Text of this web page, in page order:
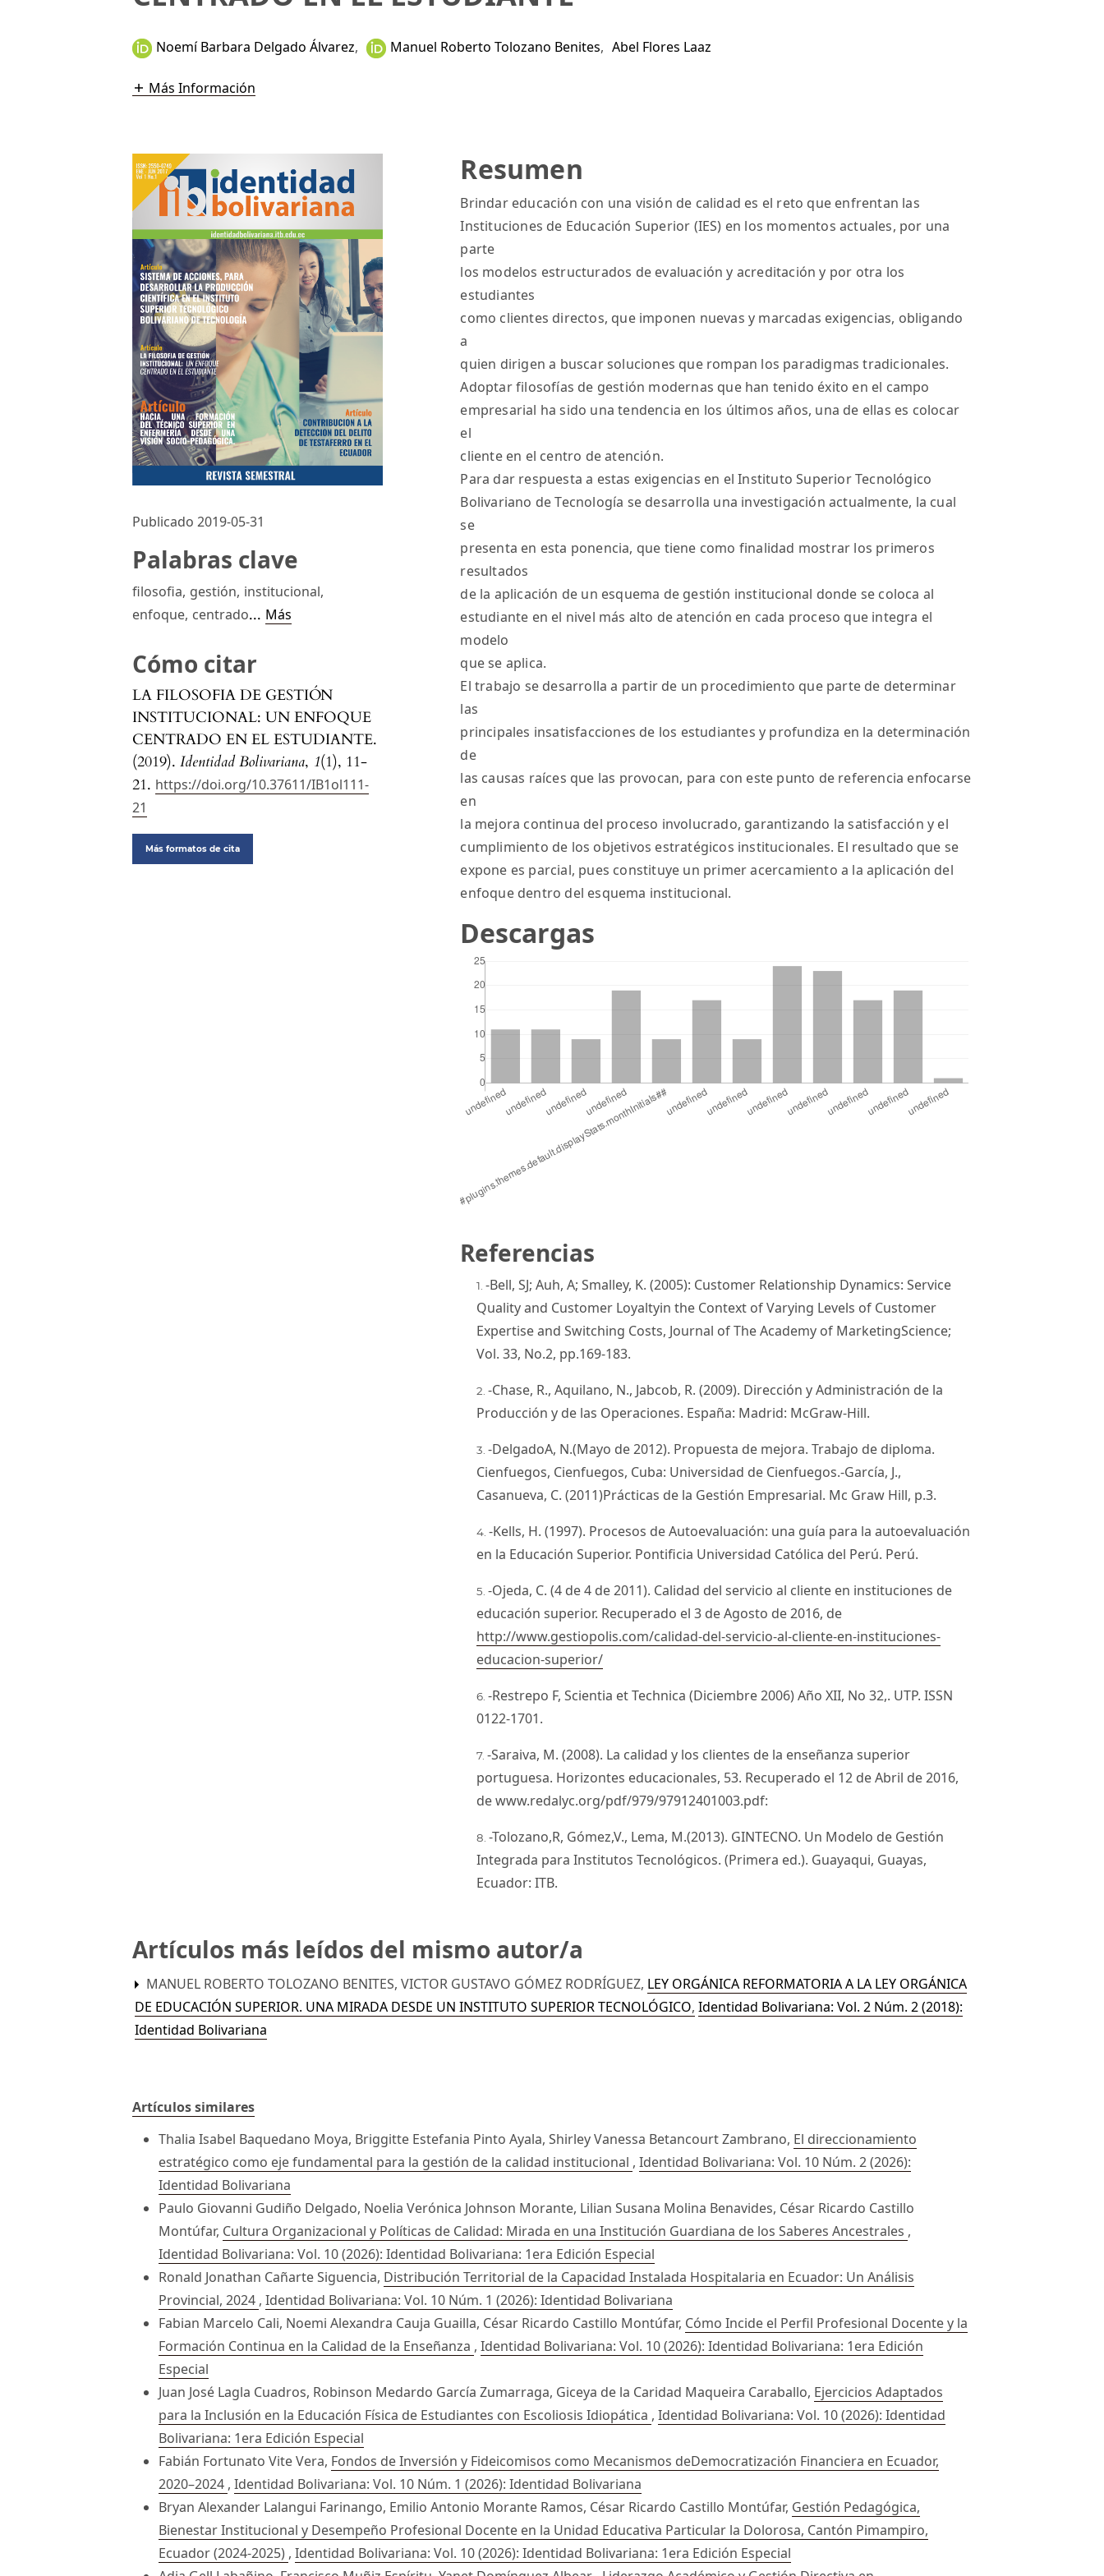
Noemí Barbara Delgado Álvarez, Manuel Roberto Tolozano Benites, Abel Flores Laaz
Más Información
Publicado 2019-05-31
Palabras clave
filosofia, gestión, institucional,
enfoque, centrado... Más
Cómo citar
LA FILOSOFIA DE GESTIÓN
INSTITUCIONAL: UN ENFOQUE
CENTRADO EN EL ESTUDIANTE.
(2019).Identidad Bolivariana, 1(1), 11-
21. https://doi.org/10.37611/IB1ol111-
21
Más formatos de cita
Resumen
Brindar educación con una visión de calidad es el reto que enfrentan las
Instituciones de Educación Superior (IES) en los momentos actuales, por una
parte
los modelos estructurados de evaluación y acreditación y por otra los
estudiantes
como clientes directos, que imponen nuevas y marcadas exigencias, obligando
a
quien dirigen a buscar soluciones que rompan los paradigmas tradicionales.
Adoptar filosofías de gestión modernas que han tenido éxito en el campo
empresarial ha sido una tendencia en los últimos años, una de ellas es colocar
el
cliente en el centro de atención.
Para dar respuesta a estas exigencias en el Instituto Superior Tecnológico
Bolivariano de Tecnología se desarrolla una investigación actualmente, la cual
se
presenta en esta ponencia, que tiene como finalidad mostrar los primeros
resultados
de la aplicación de un esquema de gestión institucional donde se coloca al
estudiante en el nivel más alto de atención en cada proceso que integra el
modelo
que se aplica.
El trabajo se desarrolla a partir de un procedimiento que parte de determinar
las
principales insatisfacciones de los estudiantes y profundiza en la determinación
de
las causas raíces que las provocan, para con este punto de referencia enfocarse
en
la mejora continua del proceso involucrado, garantizando la satisfacción y el
cumplimiento de los objetivos estratégicos institucionales. El resultado que se
expone es parcial, pues constituye un primer acercamiento a la aplicación del
enfoque dentro del esquema institucional.
Descargas
Referencias
-Bell, SJ; Auh, A; Smalley, K. (2005): Customer Relationship Dynamics: Service
Quality and Customer Loyaltyin the Context of Varying Levels of Customer
Expertise and Switching Costs, Journal of The Academy of MarketingScience;
Vol. 33, No.2, pp.169-183.
-Chase, R., Aquilano, N., Jabcob, R. (2009). Dirección y Administración de la
Producción y de las Operaciones. España: Madrid: McGraw-Hill.
-DelgadoA, N.(Mayo de 2012). Propuesta de mejora. Trabajo de diploma.
Cienfuegos, Cienfuegos, Cuba: Universidad de Cienfuegos.-García, J.,
Casanueva, C. (2011)Prácticas de la Gestión Empresarial. Mc Graw Hill, p.3.
-Kells, H. (1997). Procesos de Autoevaluación: una guía para la autoevaluación
en la Educación Superior. Pontificia Universidad Católica del Perú. Perú.
-Ojeda, C. (4 de 4 de 2011). Calidad del servicio al cliente en instituciones de
educación superior. Recuperado el 3 de Agosto de 2016, de
http://www.gestiopolis.com/calidad-del-servicio-al-cliente-en-instituciones-
educacion-superior/
-Restrepo F, Scientia et Technica (Diciembre 2006) Año XII, No 32,. UTP. ISSN
0122-1701.
-Saraiva, M. (2008). La calidad y los clientes de la enseñanza superior
portuguesa. Horizontes educacionales, 53. Recuperado el 12 de Abril de 2016,
de www.redalyc.org/pdf/979/97912401003.pdf:
-Tolozano,R, Gómez,V., Lema, M.(2013). GINTECNO. Un Modelo de Gestión
Integrada para Institutos Tecnológicos. (Primera ed.). Guayaqui, Guayas,
Ecuador: ITB.
Artículos más leídos del mismo autor/a
MANUEL ROBERTO TOLOZANO BENITES, VICTOR GUSTAVO GÓMEZ RODRÍGUEZ, LEY ORGÁNICA REFORMATORIA A LA LEY ORGÁNICA
DE EDUCACIÓN SUPERIOR. UNA MIRADA DESDE UN INSTITUTO SUPERIOR TECNOLÓGICO,Identidad Bolivariana: Vol. 2 Núm. 2 (2018):
Identidad Bolivariana
Artículos similares
Thalia Isabel Baquedano Moya, Briggitte Estefania Pinto Ayala, Shirley Vanessa Betancourt Zambrano, El direccionamiento
estratégico como eje fundamental para la gestión de la calidad institucional ,Identidad Bolivariana: Vol. 10 Núm. 2 (2026):
Identidad Bolivariana
Paulo Giovanni Gudiño Delgado, Noelia Verónica Johnson Morante, Lilian Susana Molina Benavides, César Ricardo Castillo
Montúfar, Cultura Organizacional y Políticas de Calidad: Mirada en una Institución Guardiana de los Saberes Ancestrales ,
Identidad Bolivariana: Vol. 10 (2026): Identidad Bolivariana: 1era Edición Especial
Ronald Jonathan Cañarte Siguencia, Distribución Territorial de la Capacidad Instalada Hospitalaria en Ecuador: Un Análisis
Provincial, 2024 ,Identidad Bolivariana: Vol. 10 Núm. 1 (2026): Identidad Bolivariana
Fabian Marcelo Cali, Noemi Alexandra Cauja Guailla, César Ricardo Castillo Montúfar, Cómo Incide el Perfil Profesional Docente y la
Formación Continua en la Calidad de la Enseñanza ,Identidad Bolivariana: Vol. 10 (2026): Identidad Bolivariana: 1era Edición
Especial
Juan José Lagla Cuadros, Robinson Medardo García Zumarraga, Giceya de la Caridad Maqueira Caraballo, Ejercicios Adaptados
para la Inclusión en la Educación Física de Estudiantes con Escoliosis Idiopática ,Identidad Bolivariana: Vol. 10 (2026): Identidad
Bolivariana: 1era Edición Especial
Fabián Fortunato Vite Vera, Fondos de Inversión y Fideicomisos como Mecanismos deDemocratización Financiera en Ecuador,
2020–2024 ,Identidad Bolivariana: Vol. 10 Núm. 1 (2026): Identidad Bolivariana
Bryan Alexander Lalangui Farinango, Emilio Antonio Morante Ramos, César Ricardo Castillo Montúfar, Gestión Pedagógica,
Bienestar Institucional y Desempeño Profesional Docente en la Unidad Educativa Particular la Dolorosa, Cantón Pimampiro,
Ecuador (2024-2025) ,Identidad Bolivariana: Vol. 10 (2026): Identidad Bolivariana: 1era Edición Especial